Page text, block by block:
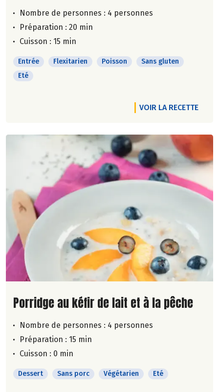
Nombre de personnes : 4 personnes
Préparation : 20 min
Cuisson : 15 min
Entrée Flexitarien Poisson
Sans gluten
Eté
VOIR LA RECETTE
Lire la suite de la recette
Porridge au kéfir de lait et à la pêche
Nombre de personnes : 4 personnes
Préparation : 15 min
Cuisson : 0 min
Dessert Sans porc Végétarien Eté